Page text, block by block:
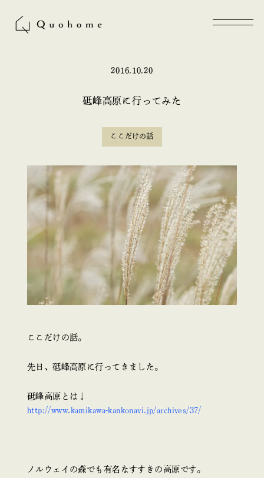
2016.10.20
砥峰高原に行ってみた
ここだけの話
ここだけの話。
先日、砥峰高原に行ってきました。
砥峰高原とは↓
http://www.kamikawa-kankonavi.jp/archives/37/
ノルウェイの森でも有名なすすきの高原です。